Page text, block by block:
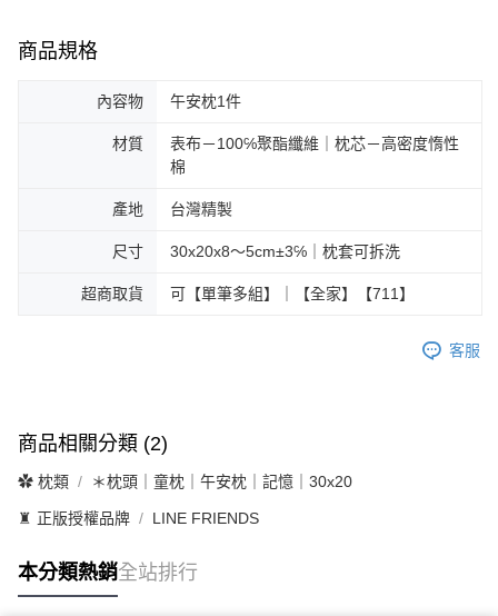
商品規格
內容物 午安枕1件
材質
表布－100℅聚酯纖維｜枕芯－高密度惰性
棉
產地 台灣精製
尺寸 30x20x8～5cm±3℅｜枕套可拆洗
超商取貨 可【單筆多組】｜【全家】【711】
客服
商品相關分類 (2)
✿ 枕類 ＊枕頭｜童枕｜午安枕｜記憶｜30x20
♜ 正版授權品牌 LINE FRIENDS
本分類熱銷全站排行